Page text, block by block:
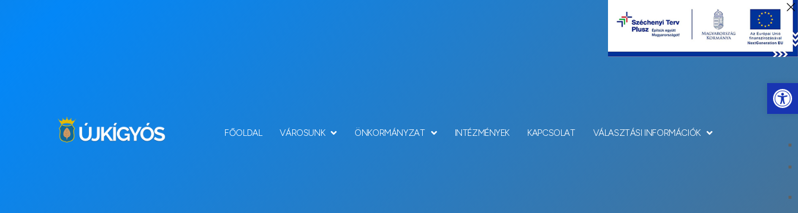
FŐOLDAL VÁROSUNK ÖNKORMÁNYZAT INTÉZMÉNYEK KAPCSOLAT VÁLASZTÁSI INFORMÁCIÓK